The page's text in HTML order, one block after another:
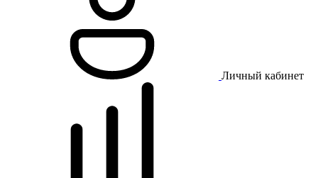
Личный кабинет